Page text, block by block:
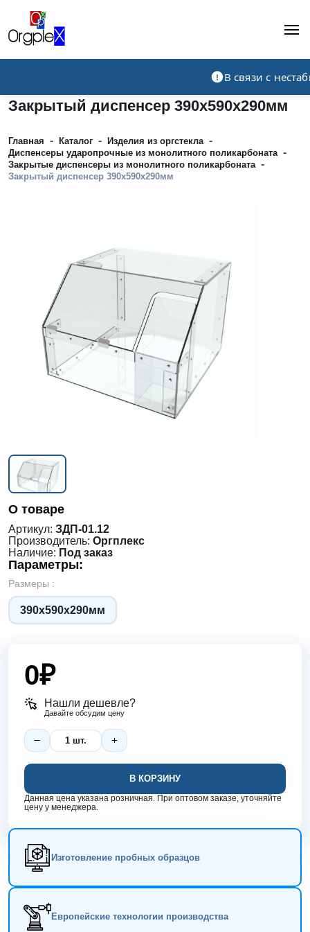
В связи с
Закрытый диспенсер 390х590х290мм
Главная - Каталог - Изделия из оргстекла -
Диспенсеры ударопрочные из монолитного поликарбоната -
Закрытые диспенсеры из монолитного поликарбоната -
Закрытый диспенсер 390х590х290мм
О товаре
Артикул: ЗДП-01.12
Производитель: Оргплекс
Наличие: Под заказ
Параметры:
Размеры :
390х590х290мм
0₽
Нашли дешевле?
Давайте обсудим цену
В КОРЗИНУ
Данная цена указана розничная. При оптовом заказе, уточняйте
цену у менеджера.
Изготовление пробных образцов
Европейские технологии производства